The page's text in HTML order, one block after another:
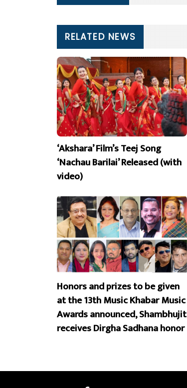
RELATED NEWS
‘Akshara’ Film’s Teej Song
‘Nachau Barilai’ Released (with
video)
Honors and prizes to be given
at the 13th Music Khabar Music
Awards announced, Shambhujit
receives Dirgha Sadhana honor